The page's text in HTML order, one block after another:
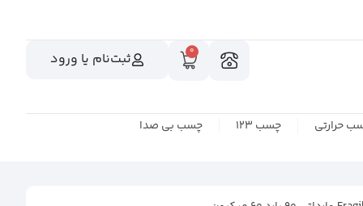
ثبت‌نام یا ورود 0
حرارتی چسب 123 چسب بی صدا